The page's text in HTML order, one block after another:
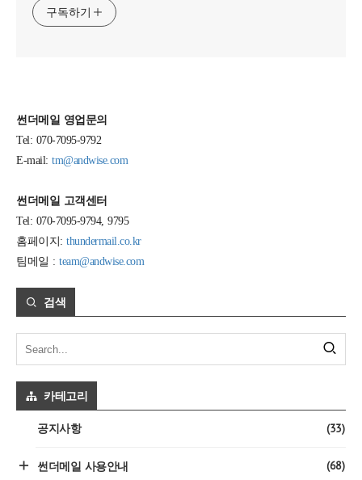
구독하기
썬더메일 영업문의
Tel: 070-7095-9792
E-mail: tm@andwise.com
썬더메일 고객센터
Tel: 070-7095-9794, 9795
홈페이지: thundermail.co.kr
팀메일 : team@andwise.com
검색
카테고리
공지사항 (33)
썬더메일 사용안내 (68)